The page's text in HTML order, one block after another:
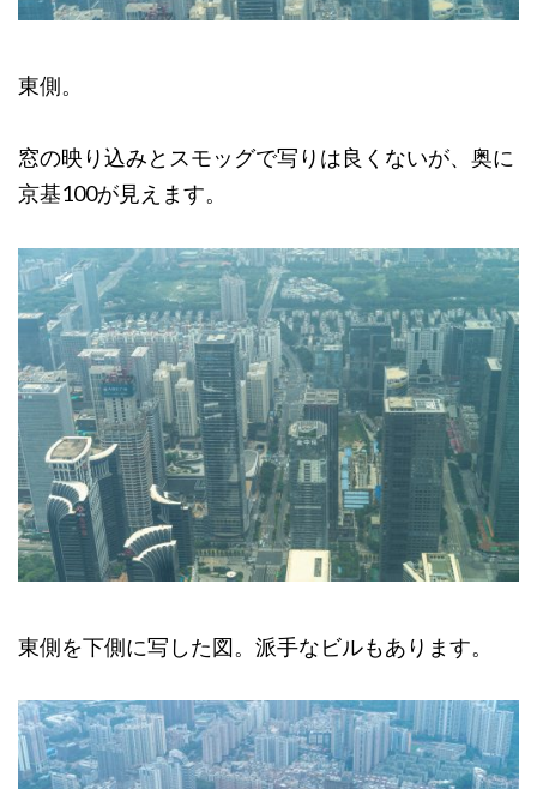
東側。
窓の映り込みとスモッグで写りは良くないが、奥に
京基100が見えます。
東側を下側に写した図。派手なビルもあります。